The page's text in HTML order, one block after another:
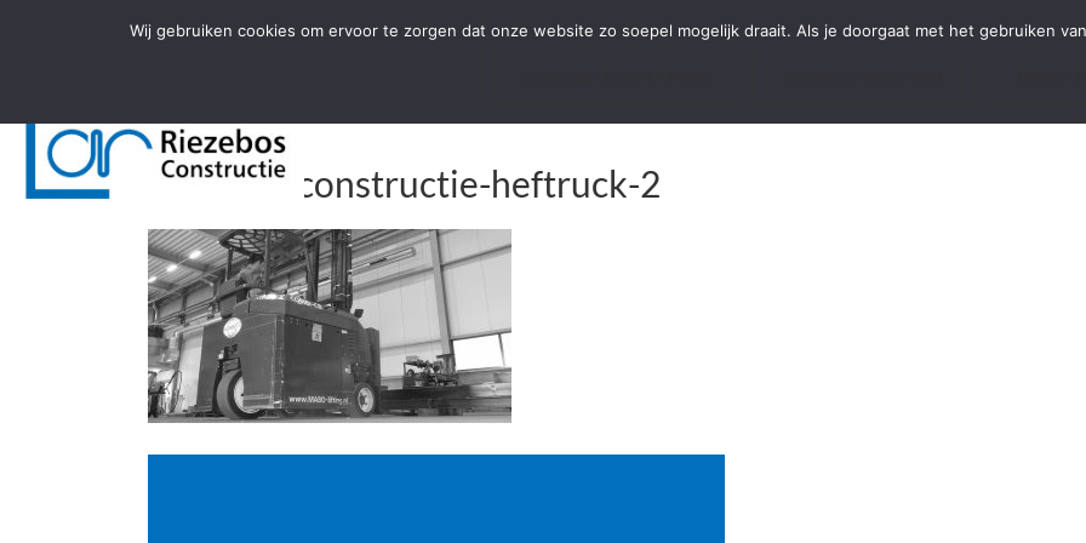
inhoud
riezebos-constructie-heftruck-2
Wij gebruiken cookies om ervoor te zorgen dat onze website zo soepel mogelijk draait. Als je doorgaat met het gebruiken